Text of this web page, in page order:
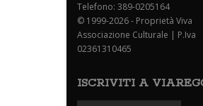
Telefono: 389-0205164
© 1999-2026 - Proprietà Viva
Associazione Culturale | P.Iva
02361310465
ISCRIVITI A